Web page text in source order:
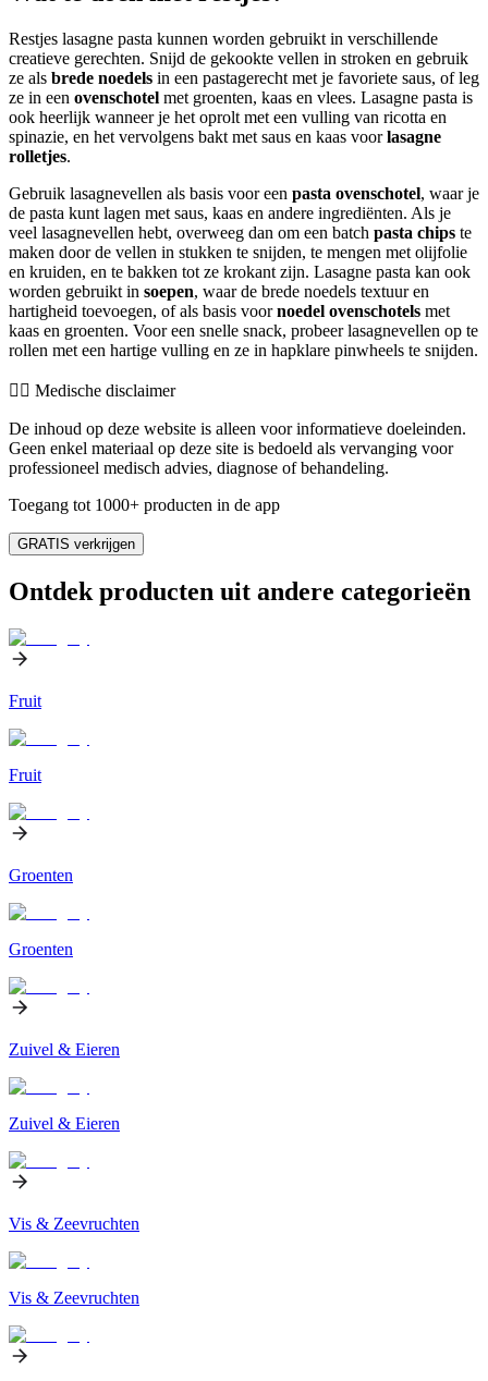
Restjes lasagne pasta kunnen worden gebruikt in verschillende
creatieve gerechten. Snijd de gekookte vellen in stroken en gebruik
ze als brede noedels in een pastagerecht met je favoriete saus, of leg
ze in een ovenschotel met groenten, kaas en vlees. Lasagne pasta is
ook heerlijk wanneer je het oprolt met een vulling van ricotta en
spinazie, en het vervolgens bakt met saus en kaas voorlasagne
rolletjes.
Gebruik lasagnevellen als basis voor een pasta ovenschotel, waar je
de pasta kunt lagen met saus, kaas en andere ingrediënten. Als je
veel lasagnevellen hebt, overweeg dan om een batch pasta chips te
maken door de vellen in stukken te snijden, te mengen met olijfolie
en kruiden, en te bakken tot ze krokant zijn. Lasagne pasta kan ook
worden gebruikt in soepen, waar de brede noedels textuur en
hartigheid toevoegen, of als basis voornoedel ovenschotels met
kaas en groenten. Voor een snelle snack, probeer lasagnevellen op te
rollen met een hartige vulling en ze in hapklare pinwheels te snijden.
👨‍⚕️️ Medische disclaimer
De inhoud op deze website is alleen voor informatieve doeleinden.
Geen enkel materiaal op deze site is bedoeld als vervanging voor
professioneel medisch advies, diagnose of behandeling.
Toegang tot 1000+ producten in de app
GRATIS verkrijgen
Ontdek producten uit andere categorieën
Fruit
Fruit
Groenten
Groenten
Zuivel & Eieren
Zuivel & Eieren
Vis & Zeevruchten
Vis & Zeevruchten